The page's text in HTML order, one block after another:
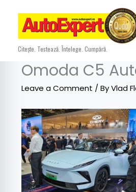
content
Citește. Testează. Întelege. Cumpără.
Omoda C5
Leave a Comment / ByVlad